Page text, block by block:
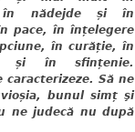
în nădejde și în
pace, în înțelegere
în curăție, în
și în sfințenie.
Să ne
bunul simț şi
ne judecă nu după